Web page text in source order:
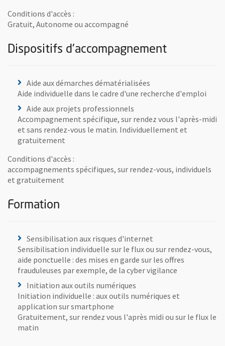
Conditions d'accès :
Gratuit, Autonome ou accompagné
Dispositifs d'accompagnement
Aide aux démarches dématérialisées
Aide individuelle dans le cadre d'une recherche d'emploi
Aide aux projets professionnels
Accompagnement spécifique, sur rendez vous l'après-midi
et sans rendez-vous le matin. Individuellement et
gratuitement
Conditions d'accès :
accompagnements spécifiques, sur rendez-vous, individuels
et gratuitement
Formation
Sensibilisation aux risques d'internet
Sensibilisation individuelle sur le flux ou sur rendez-vous,
aide ponctuelle : des mises en garde sur les offres
frauduleuses par exemple, de la cyber vigilance
Initiation aux outils numériques
Initiation individuelle : aux outils numériques et
application sur smartphone
Gratuitement, sur rendez vous l'après midi ou sur le flux le
matin